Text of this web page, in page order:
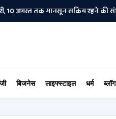
तक मानसून सक्रिय रहने की संभावना •
बिजनेस लाइफ्स्टाइल धर्म ब्लॉग